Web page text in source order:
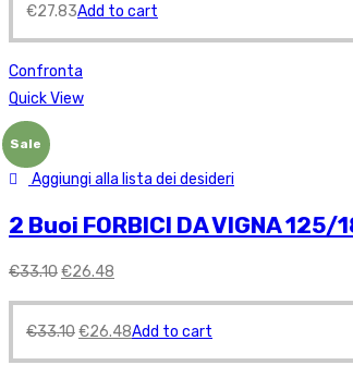
€27.83Add to cart
Confronta
Quick View
Sale
Aggiungi alla lista dei desideri
2 Buoi FORBICI DA VIGNA 125/
€33.10€26.48
€33.10€26.48Add to cart